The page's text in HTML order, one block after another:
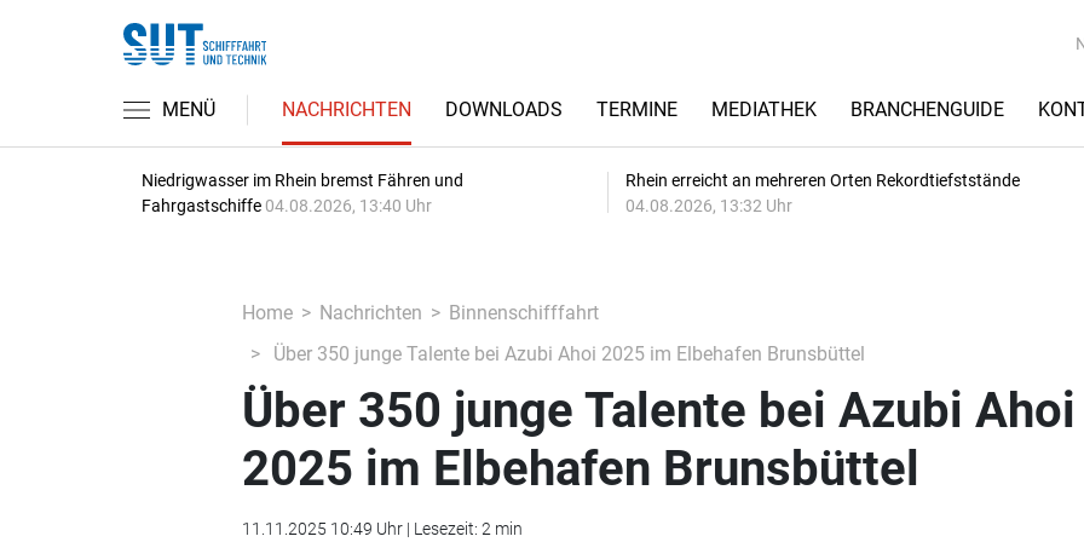
MENÜ NACHRICHTEN DOWNLOADS TERMINE MEDIATHEK BRANCHENGUIDE
Niedrigwasser im Rhein bremst Fähren und
Fahrgastschiffe 04.08.2026, 13:40 Uhr
Rhein erreicht an mehreren Orten Rekordtiefststände
04.08.2026, 13:32 Uhr
Home Nachrichten
Binnenschifffahrt
Über 350 junge Talente bei Azubi Ahoi 2025 im Elbehafen Brunsbüttel
Über 350 junge Talente bei Azubi Ahoi
2025 im Elbehafen Brunsbüttel
11.11.2025 10:49 Uhr | Lesezeit: 2 min